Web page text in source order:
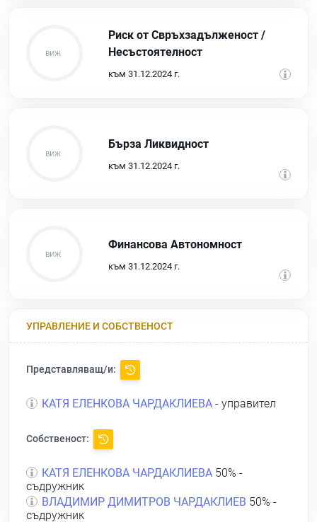
Риск от Свръхзадълженост /
Несъстоятелност
към 31.12.2024 г.
Бърза Ликвидност
към 31.12.2024 г.
Финансова Автономност
към 31.12.2024 г.
УПРАВЛЕНИЕ И СОБСТВЕНОСТ
Представляващ/и:
КАТЯ ЕЛЕНКОВА ЧАРДАКЛИЕВА - управител
Собственост:
КАТЯ ЕЛЕНКОВА ЧАРДАКЛИЕВА 50% -
съдружник
ВЛАДИМИР ДИМИТРОВ ЧАРДАКЛИЕВ 50% -
съдружник